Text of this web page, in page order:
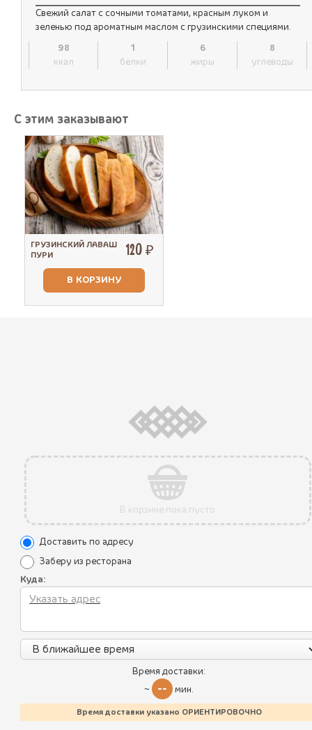
Пикник по-грузински
Летнее меню
Свежий салат с сочными томатами, красным луком и
зеленью под ароматным маслом с грузинскими специями.
98
ккал
1
белки
6
жиры
8
углеводы
С этим заказывают
ГРУЗИНСКИЙ ЛАВАШ
ПУРИ
120 ₽
В КОРЗИНУ
Очень нравится этот ресторан, всегда
рекомендую его друзьям и пользуюсь
доставкой. Спасибо вам!!
В корзине пока пусто
Доставить по адресу
Заберу из ресторана
Куда:
Время доставки:
~ -- мин.
Время доставки указано ОРИЕНТИРОВОЧНО